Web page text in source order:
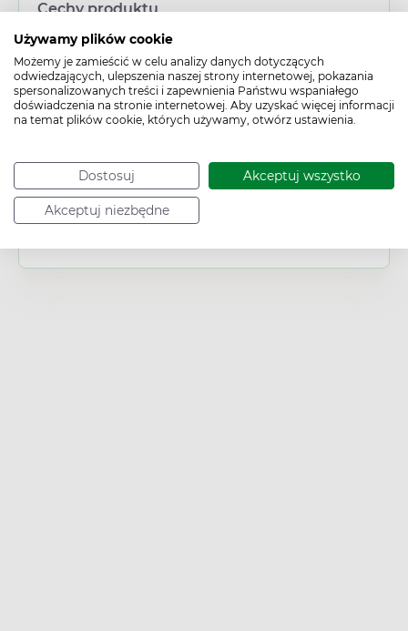
Używamy plików cookie
Możemy je zamieścić w celu analizy danych dotyczących
odwiedzających, ulepszenia naszej strony internetowej, pokazania
spersonalizowanych treści i zapewnienia Państwu wspaniałego
doświadczenia na stronie internetowej. Aby uzyskać więcej informacji
na temat plików cookie, których używamy, otwórz ustawienia.
Dostosuj Akceptuj wszystko
Akceptuj niezbędne
Cechy produktu
Typ produktu:
Wyrób medyczny
Wiek:
Dorosły / Dziecko / Młodzież / Niemowlę /
Senior
Ochronne
Problem:
Rana skóry / Skaleczenie
Materiał: